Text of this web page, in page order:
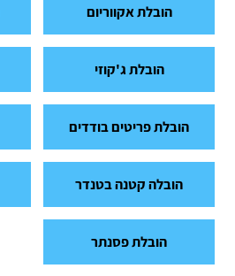
הובלת אקווריום
הובלת ג'קוזי
הובלת פריטים בודדים
הובלה קטנה בטנדר
הובלת פסנתר